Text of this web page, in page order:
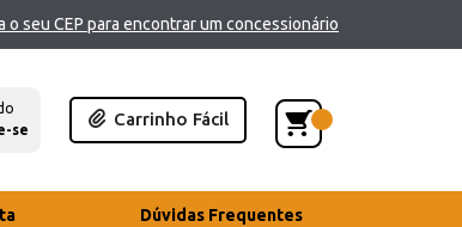
o seu CEP para encontrar um concessionário
se
Carrinho Fácil
Dúvidas Frequentes